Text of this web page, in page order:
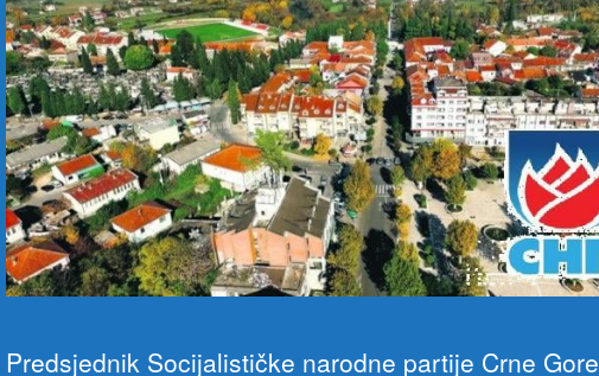
Predsjednik Socijalističke narodne partije Crne Gore